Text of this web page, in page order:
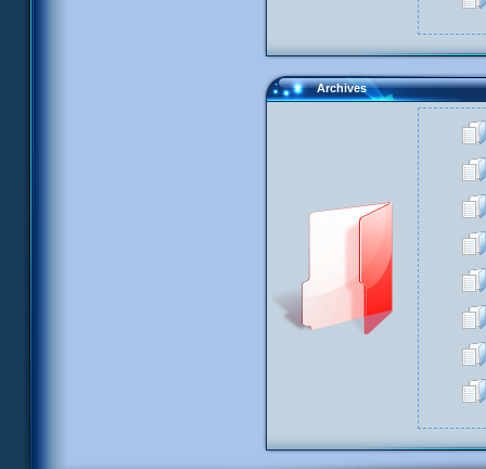
Archives